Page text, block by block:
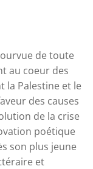
de toute
au coeur des
la Palestine et le
des causes
de la crise
poétique
son plus jeune
et